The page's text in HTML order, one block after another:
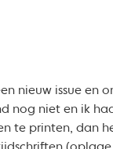
nieuw issue en
nog niet en ik
te printen, dan